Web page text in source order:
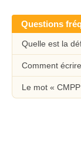
Questions
Quelle est la
Comment
Le mot «